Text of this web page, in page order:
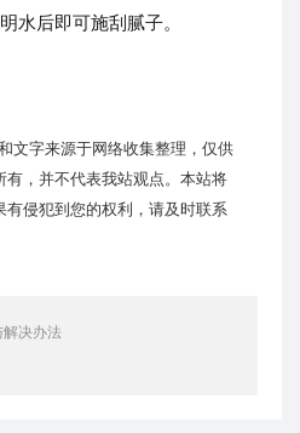
水后即可施刮腻子。
文字来源于网络收集整理，仅供
，并不代表我站观点。本站将
侵犯到您的权利，请及时联系
决办法